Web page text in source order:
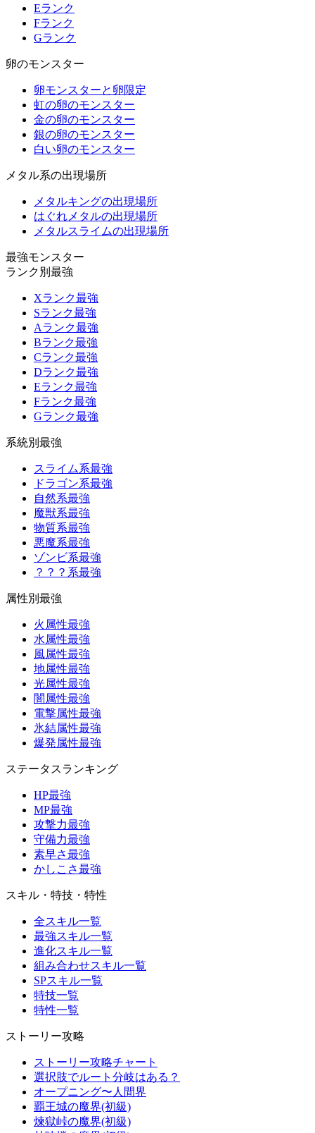
Eランク
Fランク
Gランク
卵のモンスター
卵モンスターと卵限定
虹の卵のモンスター
金の卵のモンスター
銀の卵のモンスター
白い卵のモンスター
メタル系の出現場所
メタルキングの出現場所
はぐれメタルの出現場所
メタルスライムの出現場所
最強モンスター
ランク別最強
Xランク最強
Sランク最強
Aランク最強
Bランク最強
Cランク最強
Dランク最強
Eランク最強
Fランク最強
Gランク最強
系統別最強
スライム系最強
ドラゴン系最強
自然系最強
魔獣系最強
物質系最強
悪魔系最強
ゾンビ系最強
？？？系最強
属性別最強
火属性最強
水属性最強
風属性最強
地属性最強
光属性最強
闇属性最強
電撃属性最強
氷結属性最強
爆発属性最強
ステータスランキング
HP最強
MP最強
攻撃力最強
守備力最強
素早さ最強
かしこさ最強
スキル・特技・特性
全スキル一覧
最強スキル一覧
進化スキル一覧
組み合わせスキル一覧
SPスキル一覧
特技一覧
特性一覧
ストーリー攻略
ストーリー攻略チャート
選択肢でルート分岐はある？
オープニング〜人間界
覇王城の魔界(初級)
煉獄峠の魔界(初級)